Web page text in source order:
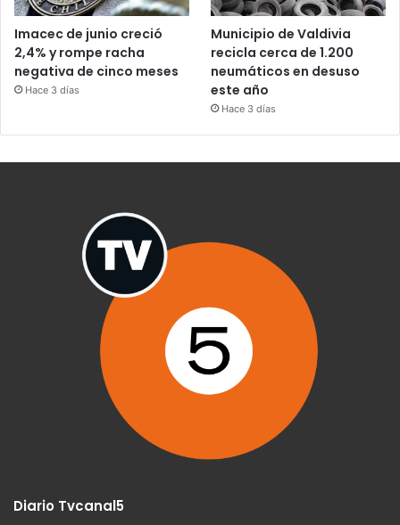
Imacec de junio creció
2,4% y rompe racha
negativa de cinco meses
Hace 3 días
Municipio de Valdivia
recicla cerca de 1.200
neumáticos en desuso
este año
Hace 3 días
Diario Tvcanal5